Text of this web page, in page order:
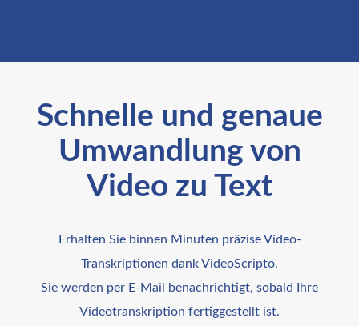
Schnelle und genaue
Umwandlung von
Video zu Text
Erhalten Sie binnen Minuten präzise Video-
Transkriptionen dank VideoScripto.
Sie werden per E-Mail benachrichtigt, sobald Ihre
Videotranskription fertiggestellt ist.